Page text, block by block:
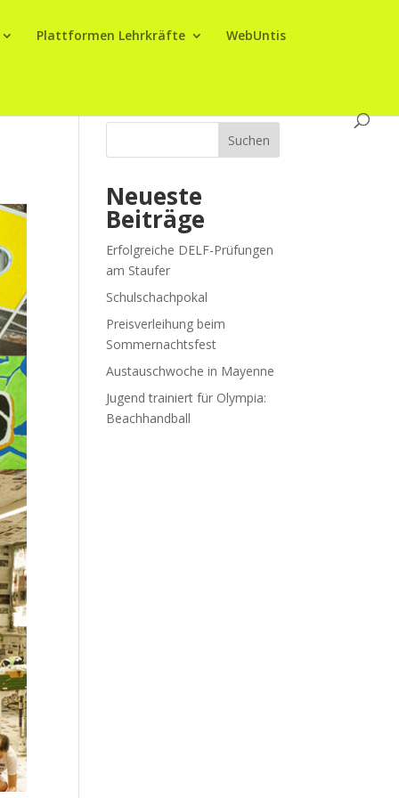
Plattformen Lehrkräfte WebUntis
Suchen
Neueste
Beiträge
Erfolgreiche DELF-Prüfungen
am Staufer
Schulschachpokal
Preisverleihung beim
Sommernachtsfest
Austauschwoche in Mayenne
Jugend trainiert für Olympia:
Beachhandball